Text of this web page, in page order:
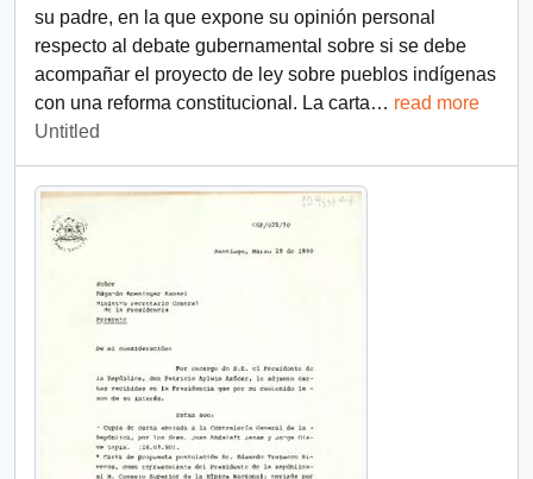
su padre, en la que expone su opinión personal
respecto al debate gubernamental sobre si se debe
acompañar el proyecto de ley sobre pueblos indígenas
con una reforma constitucional. La carta… read more
Untitled